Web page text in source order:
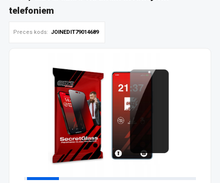
telefoniem
Preces kods: JOINEDIT79014689